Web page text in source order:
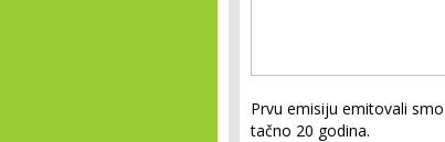
Prvu emisiju emitovali
tačno 20 godina.